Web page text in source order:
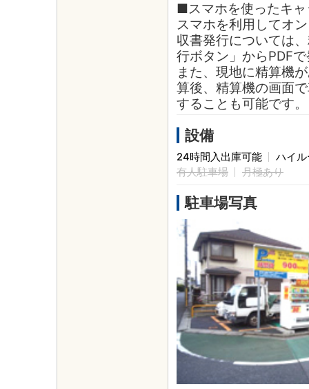
■スマホを使ったキ
スマホを利用してオ
収書発行については
行ボタン」からPDF
また、現地に精算機
算後、精算機の画面
することも可能です。
設備
24時間入出庫可能
ハイ
有人駐車場
月極あり
駐車場写真